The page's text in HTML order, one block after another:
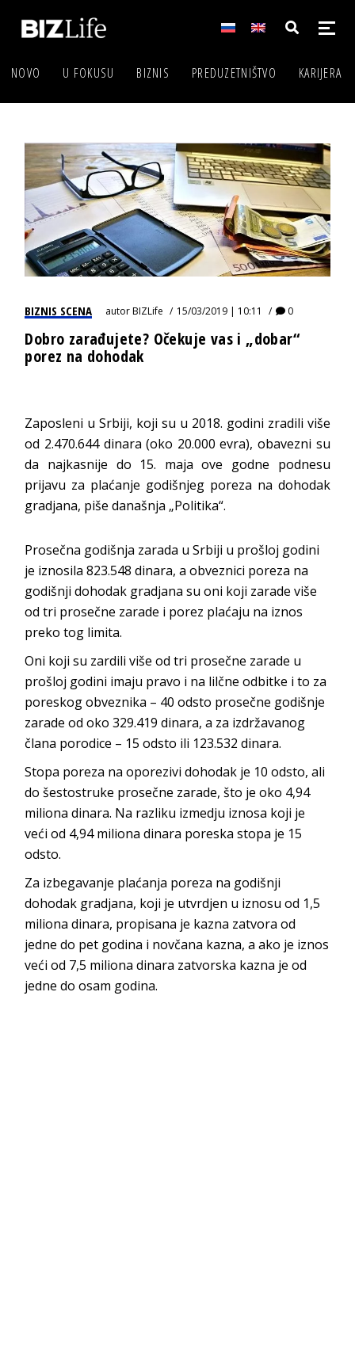
NOVO U FOKUSU BIZNIS PREDUZETNIŠTVO KARIJERA
BIZNIS SCENA autorBIZLife 15/03/2019 | 10:11 0
Dobro zarađujete? Očekuje vas i „dobar“
porez na dohodak
Zaposleni u Srbiji, koji su u 2018. godini zradili više
od 2.470.644 dinara (oko 20.000 evra), obavezni su
da najkasnije do 15. maja ove godne podnesu
prijavu za plaćanje godišnjeg poreza na dohodak
gradjana, piše današnja „Politika“.
Prosečna godišnja zarada u Srbiji u prošloj godini
je iznosila 823.548 dinara, a obveznici poreza na
godišnji dohodak gradjana su oni koji zarade više
od tri prosečne zarade i porez plaćaju na iznos
preko tog limita.
Oni koji su zardili više od tri prosečne zarade u
prošloj godini imaju pravo i na lilčne odbitke i to za
poreskog obveznika – 40 odsto prosečne godišnje
zarade od oko 329.419 dinara, a za izdržavanog
člana porodice – 15 odsto ili 123.532 dinara.
Stopa poreza na oporezivi dohodak je 10 odsto, ali
do šestostruke prosečne zarade, što je oko 4,94
miliona dinara. Na razliku izmedju iznosa koji je
veći od 4,94 miliona dinara poreska stopa je 15
odsto.
Za izbegavanje plaćanja poreza na godišnji
dohodak gradjana, koji je utvrdjen u iznosu od 1,5
miliona dinara, propisana je kazna zatvora od
jedne do pet godina i novčana kazna, a ako je iznos
veći od 7,5 miliona dinara zatvorska kazna je od
jedne do osam godina.